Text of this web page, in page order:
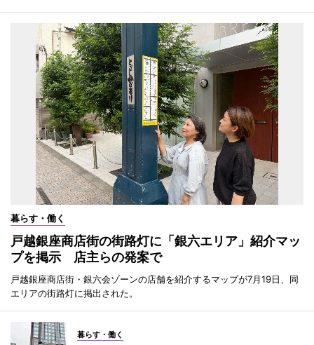
暮らす・働く
戸越銀座商店街の街路灯に「銀六エリア」紹介マッ
プを掲示 店主らの発案で
戸越銀座商店街・銀六会ゾーンの店舗を紹介するマップが7月19日、同
エリアの街路灯に掲出された。
暮らす・働く